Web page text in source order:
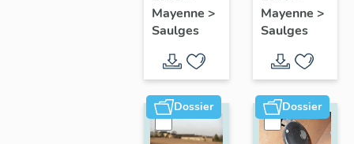
et
mottes
de la
commune
de
Saulges
Mayenne >
Saulges
commune
Saulges
Mayenne >
Saulges
Dossier Dossier